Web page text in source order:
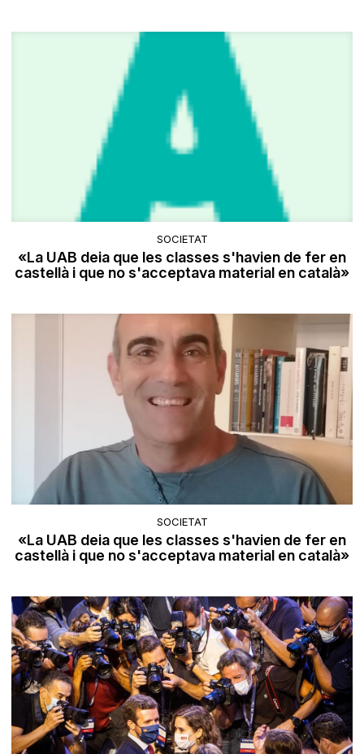
SOCIETAT
«La UAB deia que les classes s'havien de fer en
castellà i que no s'acceptava material en català»
SOCIETAT
«La UAB deia que les classes s'havien de fer en
castellà i que no s'acceptava material en català»